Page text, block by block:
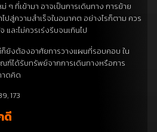
ๆ ที่เข้ามา อาจเป็นการเดินทาง การย้าย
ปสู่ความสำเร็จในอนาคต อย่างไรก็ตาม ควร
ละไม่ควรเร่งรีบจนเกินไป
ก็ยังต้องอาศัยการวางแผนที่รอบคอบ ใน
ฑ์ได้รับทรัพย์จากการเดินทางหรือการ
าดคิด
173
ดี